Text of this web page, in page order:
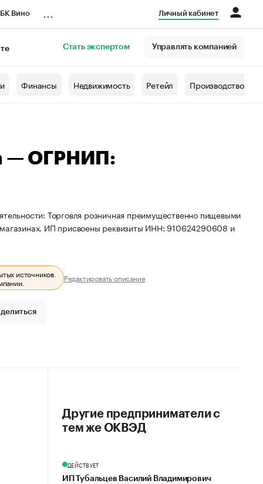
Вино Личный кабинет
Стать экспертом Управлять компанией
Финансы Недвижимость Ретейл Производство
— ОГРНИП:
Торговля розничная преимущественно пищевыми
ИП присвоены реквизиты ИНН: 910624290608 и
источников.
Редактировать описание
Другие предприниматели с
тем же ОКВЭД
ДЕЙСТВУЕТ
ИП Тубальцев Василий Владимирович